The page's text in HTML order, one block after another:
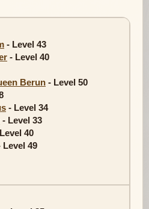
- Level 43
- Level 40
Berun - Level 50
- Level 34
- Level 33
40
Level 49